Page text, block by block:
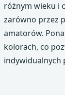
różnym wieku i
zarówno przez
amatorów.
kolorach, co
indywidualnych